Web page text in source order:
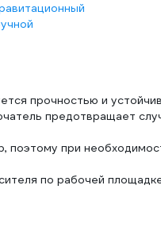
прочностью и
предотвращает
поэтому при
по рабочей